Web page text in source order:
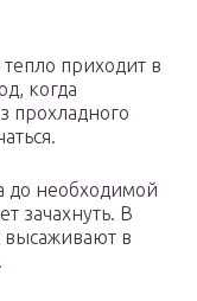
приходит в
когда
прохладного
до необходимой
зачахнуть. В
высаживают в